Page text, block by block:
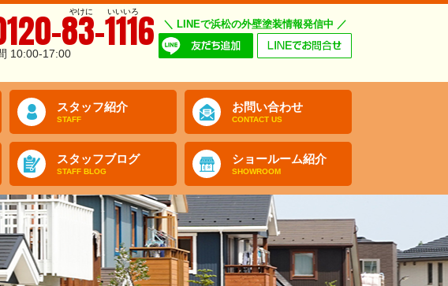
やけに いいいろ
83-1116
10:00-17:00
＼ LINEで浜松の外壁塗装情報発信中 ／
スタッフ紹介
STAFF
お問い合わせ
CONTACT US
スタッフブログ
STAFF BLOG
ショールーム紹介
SHOWROOM